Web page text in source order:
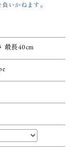
いかねます。
最長40cm